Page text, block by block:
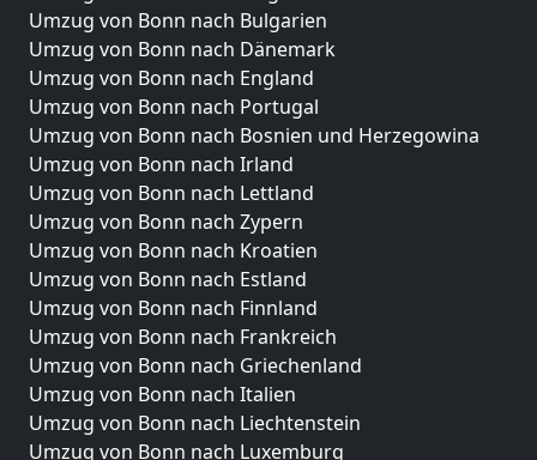
Umzug von Bonn nach Bulgarien
Umzug von Bonn nach Dänemark
Umzug von Bonn nach England
Umzug von Bonn nach Portugal
Umzug von Bonn nach Bosnien und Herzegowina
Umzug von Bonn nach Irland
Umzug von Bonn nach Lettland
Umzug von Bonn nach Zypern
Umzug von Bonn nach Kroatien
Umzug von Bonn nach Estland
Umzug von Bonn nach Finnland
Umzug von Bonn nach Frankreich
Umzug von Bonn nach Griechenland
Umzug von Bonn nach Italien
Umzug von Bonn nach Liechtenstein
Umzug von Bonn nach Luxemburg